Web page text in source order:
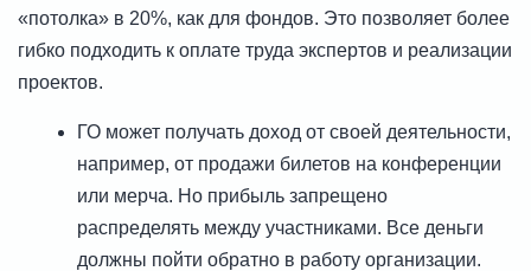
«потолка» в 20%, как для фондов. Это позволяет более
гибко подходить к оплате труда экспертов и реализации
проектов.
ГО может получать доход от своей деятельности,
например, от продажи билетов на конференции
или мерча. Но прибыль запрещено
распределять между участниками. Все деньги
должны пойти обратно в работу организации.